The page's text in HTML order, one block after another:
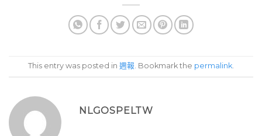
This entry was posted in 週報. Bookmark the permalink.
NLGOSPELTW